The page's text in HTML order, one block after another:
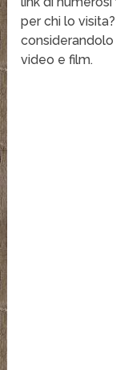
per chi lo
video e film.